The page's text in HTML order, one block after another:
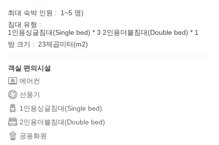
최대 숙박 인원 :
1~5 명)
침대 유형 :
1인용싱글침대(Single bed) * 3 2인용더블침대(Double bed) * 1
방 크기 :
23제곱미터(m2)
객실 편의시설
에어컨
선풍기
1인용싱글침대(Single bed)
2인용더블침대(Double bed)
공용화원